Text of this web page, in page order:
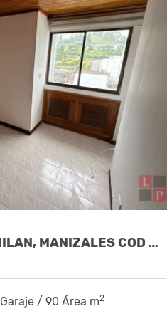
VENTA APARTAMENTO MILAN, MANIZALES COD 9908270
/ 90 Área m2